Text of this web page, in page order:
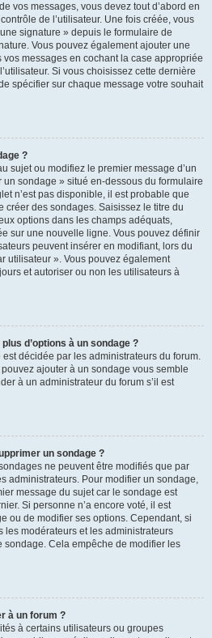
vos messages, vous devez tout d’abord en
de l’utilisateur. Une fois créée, vous
signature » depuis le formulaire de
Vous pouvez également ajouter une
messages en cochant la case appropriée
Si vous choisissez cette dernière
spécifier sur chaque message votre souhait
?
sujet ou modifiez le premier message d’un
un sondage » situé en-dessous du formulaire
n’est pas disponible, il est probable que
créer des sondages. Saisissez le titre du
options dans les champs adéquats,
sur une nouvelle ligne. Vous pouvez définir
peuvent insérer en modifiant, lors du
utilisateur ». Vous pouvez également
et autoriser ou non les utilisateurs à
d’options à un sondage ?
est décidée par les administrateurs du forum.
ajouter à un sondage vous semble
à un administrateur du forum s’il est
un sondage ?
ne peuvent être modifiés que par
administrateurs. Pour modifier un sondage,
message du sujet car le sondage est
Si personne n’a encore voté, il est
ou de modifier ses options. Cependant, si
les modérateurs et les administrateurs
sondage. Cela empêche de modifier les
à un forum ?
à certains utilisateurs ou groupes